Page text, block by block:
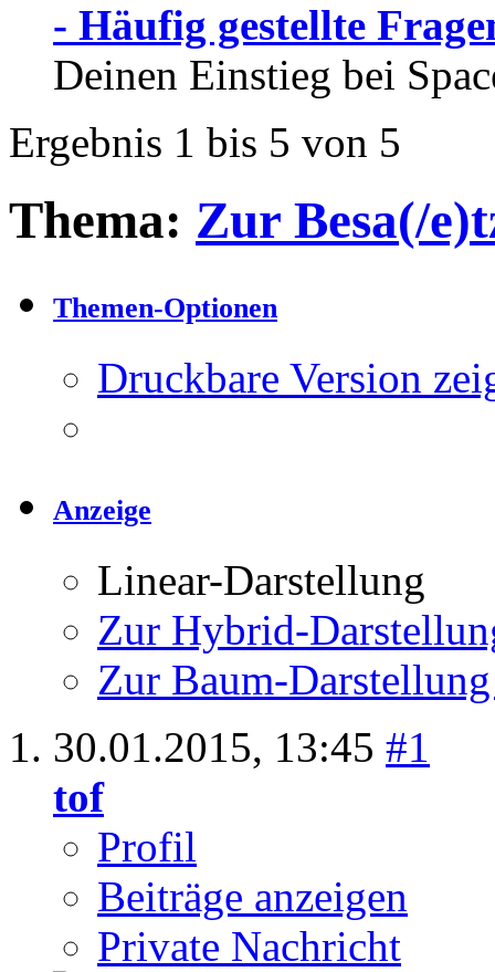
- Häufig gestellte
Deinen Einstieg bei
Ergebnis 1 bis 5 von 5
Thema: Zur Besa(/
Themen-Optionen
Druckbare Version
Anzeige
Linear-Darstellung
Zur Hybrid-
Zur Baum-
30.01.2015, 13:45 #1
tof
Profil
Beiträge anzeigen
Private Nachricht